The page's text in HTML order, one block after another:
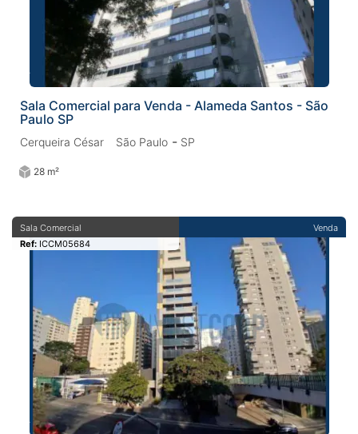
Sala Comercial para Venda - Alameda Santos - São
Paulo SP
Cerqueira César São Paulo - SP
28 m²
Venda
Sala Comercial
Ref: ICCM05684